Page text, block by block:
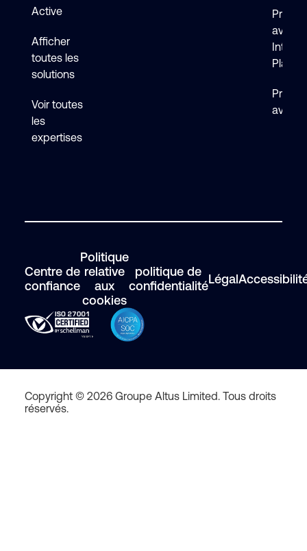
Active
Afficher
toutes les
solutions
Voir toutes
les
expertises
avec
avec
Centre de
confiance
Politique
relative
aux
cookies
politique de
confidentialitéLégal
Copyright © 2026 Groupe Altus Limited. Tous droits
réservés.